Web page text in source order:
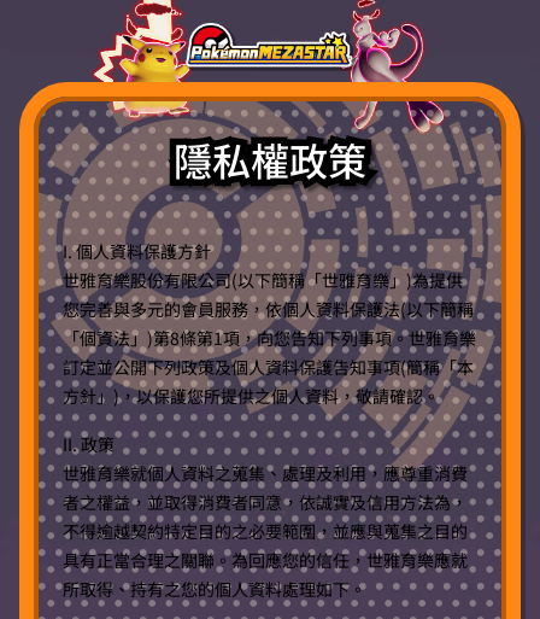
隱私權政策
I. 個人資料保護方針
世雅育樂股份有限公司(以下簡稱「世雅育樂」)為提供
您完善與多元的會員服務，依個人資料保護法(以下簡稱
「個資法」)第8條第1項，向您告知下列事項。世雅育樂
訂定並公開下列政策及個人資料保護告知事項(簡稱「本
方針」)，以保護您所提供之個人資料，敬請確認。
II. 政策
世雅育樂就個人資料之蒐集、處理及利用，應尊重消費
者之權益，並取得消費者同意，依誠實及信用方法為，
不得逾越契約特定目的之必要範圍，並應與蒐集之目的
具有正當合理之關聯。為回應您的信任，世雅育樂應就
所取得、持有之您的個人資料處理如下。